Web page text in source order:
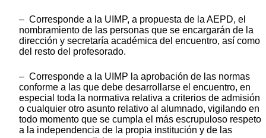
– Corresponde a la UIMP, a propuesta de la AEPD, el
nombramiento de las personas que se encargarán de la
dirección y secretaría académica del encuentro, así como
del resto del profesorado.
– Corresponde a la UIMP la aprobación de las normas
conforme a las que debe desarrollarse el encuentro, en
especial toda la normativa relativa a criterios de admisión
o cualquier otro asunto relativo al alumnado, vigilando en
todo momento que se cumpla el más escrupuloso respeto
a la independencia de la propia institución y de las